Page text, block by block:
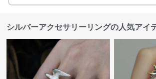
シルバーアクセサリーリングの人気アイ